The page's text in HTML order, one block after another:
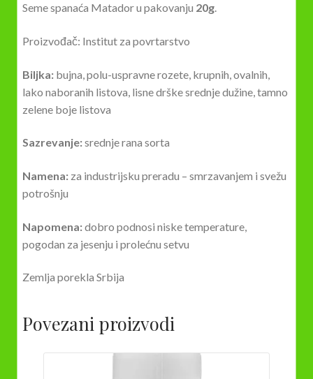
Seme spanaća Matador u pakovanju 20g.
Proizvođač: Institut za povrtarstvo
Biljka: bujna, polu-uspravne rozete, krupnih, ovalnih,
lako naboranih listova, lisne drške srednje dužine, tamno
zelene boje listova
Sazrevanje:srednje rana sorta
Namena: za industrijsku preradu – smrzavanjem i svežu
potrošnju
Napomena:dobro podnosi niske temperature,
pogodan za jesenju i prolećnu setvu
Zemlja porekla Srbija
Povezani proizvodi